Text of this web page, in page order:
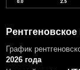
График
2026 года